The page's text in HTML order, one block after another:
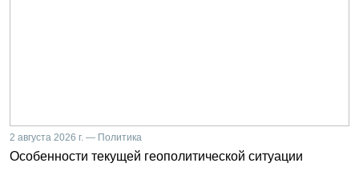
2 августа 2026 г. — Политика
Особенности текущей геополитической ситуации